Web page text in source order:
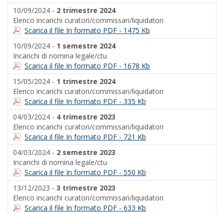
10/09/2024 - 2 trimestre 2024
Elenco incarichi curatori/commissari/liquidatori
Scarica il file In formato PDF - 1475 Kb
10/09/2024 - 1 semestre 2024
Incarichi di nomina legale/ctu
Scarica il file In formato PDF - 1678 Kb
15/05/2024 - 1 trimestre 2024
Elenco incarichi curatori/commissari/liquidatori
Scarica il file In formato PDF - 335 Kb
04/03/2024 - 4 trimestre 2023
Elenco incarichi curatori/commissari/liquidatori
Scarica il file In formato PDF - 721 Kb
04/03/2024 - 2 semestre 2023
Incarichi di nomina legale/ctu
Scarica il file In formato PDF - 550 Kb
13/12/2023 - 3 trimestre 2023
Elenco incarichi curatori/commissari/liquidatori
Scarica il file In formato PDF - 633 Kb